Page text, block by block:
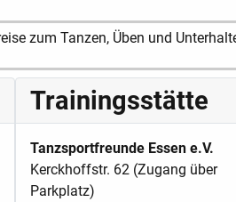
zum Tanzen, Üben und
Trainingsstätte
Tanzsportfreunde Essen e.V.
Kerckhoffstr. 62 (Zugang über
Parkplatz)